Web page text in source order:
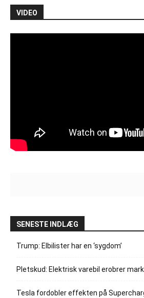
VIDEO
SENESTE INDLÆG
Trump: Elbilister har en ‘sygdom’
Pletskud: Elektrisk varebil erobrer
Tesla fordobler effekten på